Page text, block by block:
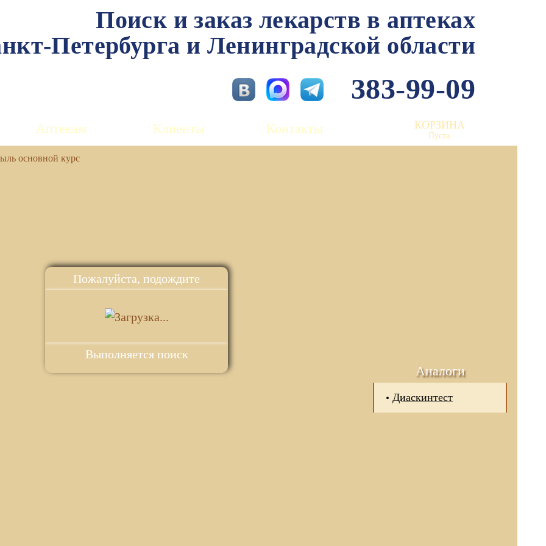
Пожалуйста, подождите
Выполняется поиск
Поиск и заказ лекарств в аптеках
Петербурга и Ленинградской области
383-99-09
Аптекам Клиенты Контакты КОРЗИНА
Пуста
основной курс
Аналоги
Диаскинтест